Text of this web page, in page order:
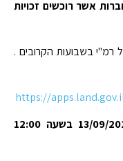
אשר רוכשים זכויות
בשבועות הקרובים .
https://
המועד האחרון להגשת הצעות הוא 13/09/2021 בשעה 12:00